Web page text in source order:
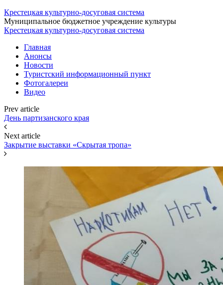
Крестецкая культурно-досуговая система
Муниципальное бюджетное учреждение культуры
Крестецкая культурно-досуговая система
Главная
Анонсы
Новости
Туристский информационный пункт
Фотогалереи
Видео
Prev article
День партизанского края
Next article
Закрытие выставки «Скрытая тропа»